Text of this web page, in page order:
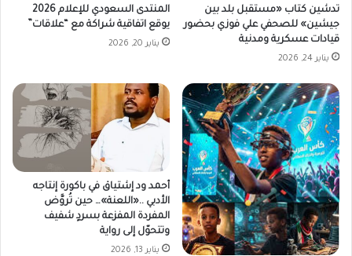
تدشين كتاب «مستقبل بلد بين
جيشين» للصحفي علي فوزي بحضور
قيادات عسكرية ومدنية
يناير 24, 2026
المنتدى السعودي للإعلام 2026
يوقع اتفاقية شراكة مع “علاقات”
يناير 20, 2026
أحمد ود إشتياق في باكورة إنتاجه
الأدبي ..«اللعنة»… حين تُروَّض
المفردة المفزعة بسردٍ شفيف
وتتحوّل إلى رواية
يناير 13, 2026